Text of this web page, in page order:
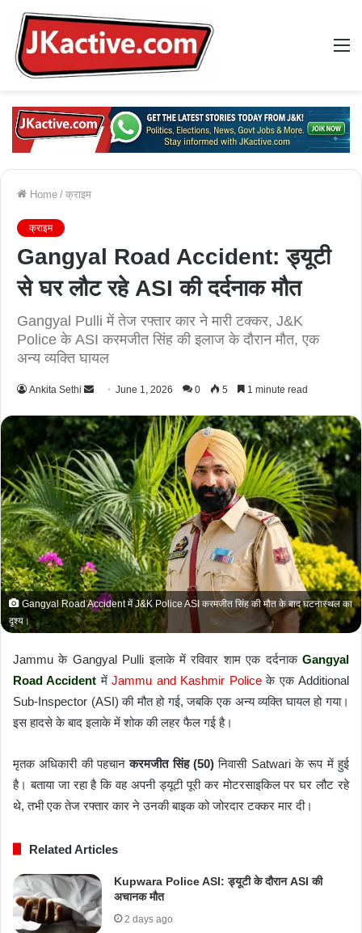
Home / क्राइम
क्राइम
Gangyal Road Accident: ड्यूटी
से घर लौट रहे ASI की दर्दनाक मौत
Gangyal Pulli में तेज रफ्तार कार ने मारी टक्कर, J&K
Police के ASI करमजीत सिंह की इलाज के दौरान मौत, एक
अन्य व्यक्ति घायल
Ankita Sethi
n
d
a
n
e
m
a
i
l
June 1, 2026 0 5 1 minute read
Gangyal Road Accident में J&K Police ASI करमजीत सिंह की मौत के बाद घटनास्थल का
दृश्य।
Jammu के Gangyal Pulli इलाके में रविवार शाम एक दर्दनाक Gangyal
Road Accident मेंJammu and Kashmir Policeके एक Additional
Sub-Inspector (ASI) की मौत हो गई, जबकि एक अन्य व्यक्ति घायल हो गया।
इस हादसे के बाद इलाके में शोक की लहर फैल गई है।
मृतक अधिकारी की पहचानकरमजीत सिंह (50) निवासी Satwari के रूप में हुई
है। बताया जा रहा है कि वह अपनी ड्यूटी पूरी कर मोटरसाइकिल पर घर लौट रहे
थे, तभी एक तेज रफ्तार कार ने उनकी बाइक को जोरदार टक्कर मार दी।
Related Articles
Kupwara Police ASI: ड्यूटी के दौरान ASI की
अचानक मौत
2 days ago